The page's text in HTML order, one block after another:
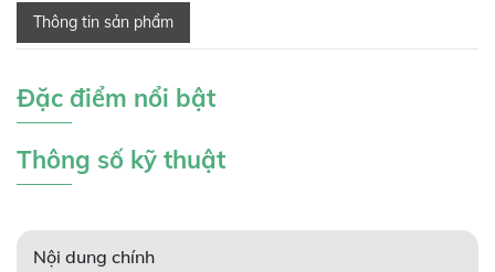
Thông tin sản phẩm
Đặc điểm nổi bật
Thông số kỹ thuật
Nội dung chính